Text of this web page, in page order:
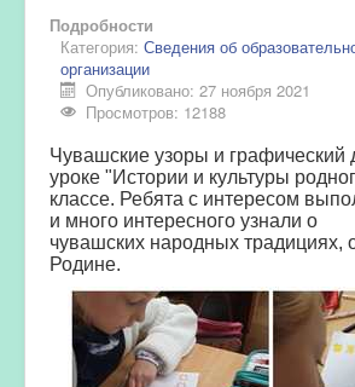
Подробности
Категория: Сведения об
организации
Опубликовано: 27 ноября 2021
Просмотров: 12188
Чувашские узоры и графический
уроке "Истории и культуры
классе. Ребята с интересом
и много интересного узнали о
чувашских народных традициях,
Родине.